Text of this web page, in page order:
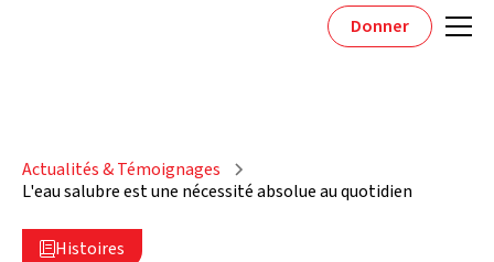
Donner
Actualités & Témoignages
L'eau salubre est une nécessité absolue au quotidien
 Histoires